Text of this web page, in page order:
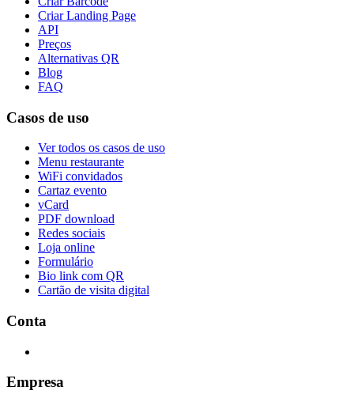
Criar Landing Page
API
Preços
Alternativas QR
Blog
FAQ
Casos de uso
Ver todos os casos de uso
Menu restaurante
WiFi convidados
Cartaz evento
vCard
PDF download
Redes sociais
Loja online
Formulário
Bio link com QR
Cartão de visita digital
Conta
Empresa